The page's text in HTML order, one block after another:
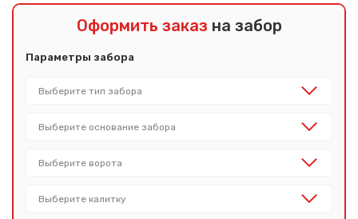
Оформить заказ на забор
Параметры забора